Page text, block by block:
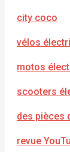
city coco
vélos
motos
scooters
des pièces
revue